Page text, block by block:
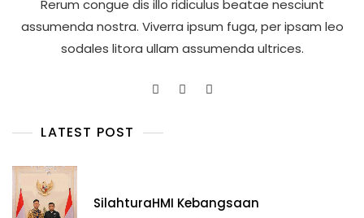
Rerum congue dis illo ridiculus beatae nesciunt
assumenda nostra. Viverra ipsum fuga, per ipsam leo
sodales litora ullam assumenda ultrices.
LATEST POST
SilahturaHMI Kebangsaan